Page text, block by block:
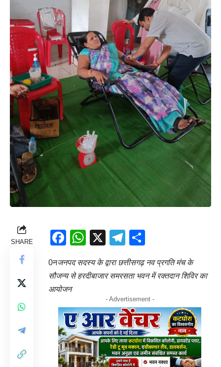
SHARE Facebook
WhatsApp
X Telegram
0नजनपद सदस्य के द्वारा छत्तीसगढ़ नव प्रगति मंच के
सौजन्य से हरदीबाजार समरसता भवन में रक्तदान शिविर का
आयोजन
- Advertisement -